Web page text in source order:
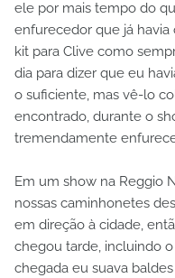
ele por mais tempo do
enfurecedor que já
kit para Clive como
dia para dizer que eu
o suficiente, mas vê-lo
encontrado, durante o
tremendamente
Em um show na Reggio
nossas caminhonetes
em direção à cidade,
chegou tarde, incluindo
chegada eu suava